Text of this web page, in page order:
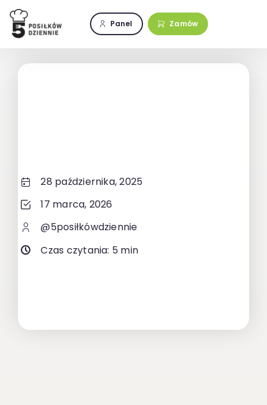
Przejdź
zawartości
Panel Zamów
28 października, 2025
17 marca, 2026
@5posiłkówdziennie
Czas czytania: 5 min